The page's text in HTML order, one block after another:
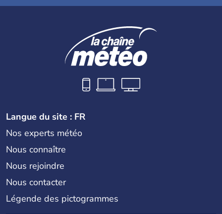
Langue du site : FR
Nos experts météo
Nous connaître
Nous rejoindre
Nous contacter
Légende des pictogrammes